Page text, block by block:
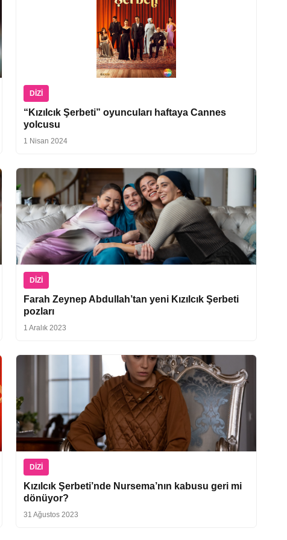
DIZI
“Kızılcık Şerbeti” oyuncuları haftaya Cannes
yolcusu
1 Nisan 2024
DIZI
Farah Zeynep Abdullah’tan yeni Kızılcık Şerbeti
pozları
1 Aralık 2023
DIZI
Kızılcık Şerbeti’nde Nursema’nın kabusu geri mi
dönüyor?
31 Ağustos 2023